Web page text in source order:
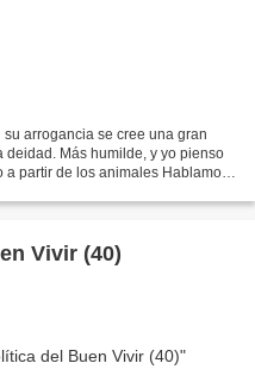
arrogancia se cree una gran
Más humilde, y yo pienso
a partir de los animales Hablamos
Vivir (40)